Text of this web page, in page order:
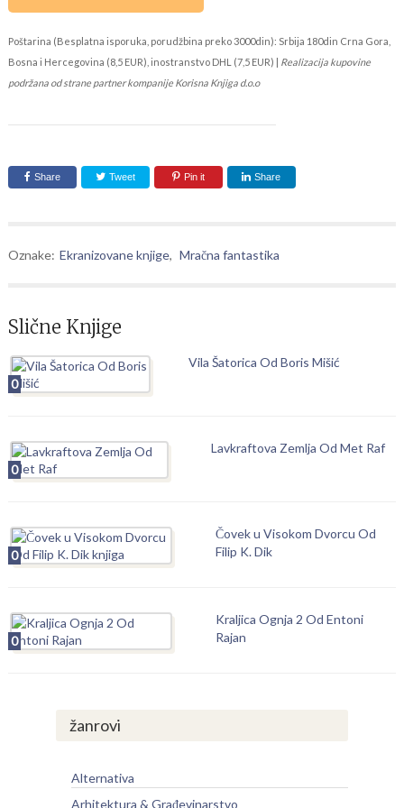
Poštarina (Besplatna isporuka, porudžbina preko 3000din): Srbija 180din Crna Gora,
Bosna i Hercegovina (8,5 EUR), inostranstvo DHL (7,5 EUR) | Realizacija kupovine
podržana od strane partner kompanije Korisna Knjiga d.o.o
Share Tweet Pin it Share
Oznake: Ekranizovane knjige, Mračna fantastika
Slične Knjige
0
Vila Šatorica Od Boris Mišić
0
Lavkraftova Zemlja Od Met Raf
0
Čovek u Visokom Dvorcu Od
Filip K. Dik
0
Kraljica Ognja 2 Od Entoni
Rajan
žanrovi
Alternativa
Arhitektura & Građevinarstvo